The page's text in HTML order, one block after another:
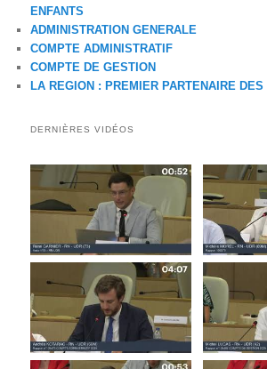
ENFANTS
ADMINISTRATION GENERALE
COMPTE ADMINISTRATIF
COMPTE DE GESTION
LA REGION : PREMIER PARTENAIRE DES
DERNIÈRES VIDÉOS